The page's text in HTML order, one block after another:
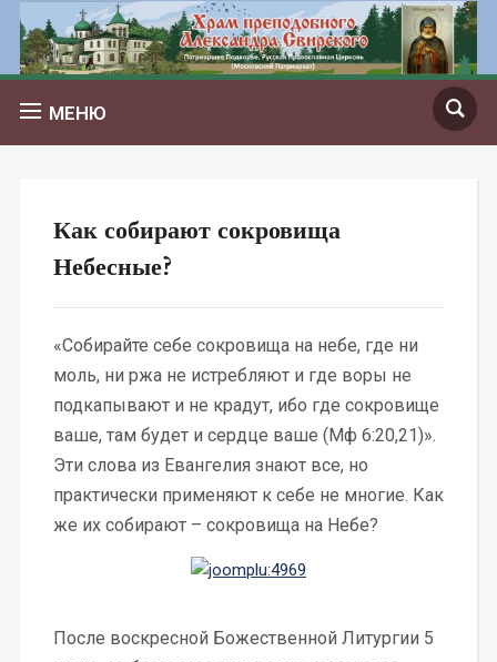
МЕНЮ
Как собирают сокровища
Небесные?
«Собирайте себе сокровища на небе, где ни
моль, ни ржа не истребляют и где воры не
подкапывают и не крадут, ибо где сокровище
ваше, там будет и сердце ваше (Мф 6:20,21)».
Эти слова из Евангелия знают все, но
практически применяют к себе не многие. Как
же их собирают – сокровища на Небе?
После воскресной Божественной Литургии 5